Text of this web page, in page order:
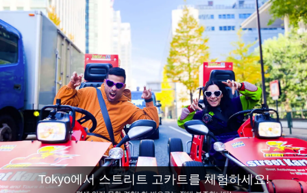
소개 가격
접근성 고객 리뷰 자주 묻는 질문
회사 정보 예약
지점 변경
도쿄 시나가와 #1 도쿄 아키하바라#1
도쿄 아키하바라#2 도쿄 시부야
도쿄 시부야 애넥스 도쿄 베이
도쿄 아사쿠사 오사카
Tokyo에서 스트리트 고카트를 체험하세요!